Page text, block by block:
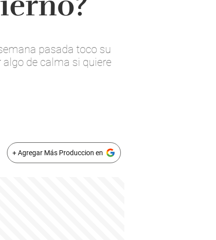
pasada toco su
de calma si quiere
+ Agregar Más Produccion en